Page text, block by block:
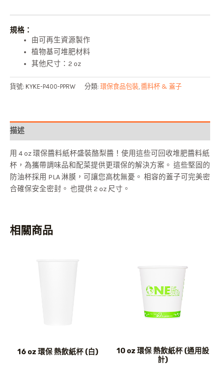
規格：
由可再生資源製作
植物基可堆肥材料
其他尺寸：2 oz
貨號: KYKE-P400-PPRW 分類: 環保食品包裝, 醬料杯 & 蓋子
描述
用 4 oz 環保醬料紙杯盛裝酪梨醬！使用這些可回收堆肥醬料紙
杯，為攜帶調味品和配菜提供更環保的解決方案。 這些堅固的
防油杯採用 PLA 淋膜，可讓您高枕無憂。 相容的蓋子可完美密
合確保安全密封。 也提供 2 oz 尺寸。
相關商品
16 oz 環保 熱飲紙杯 (白)
10 oz 環保 熱飲紙杯 (通用設
計)